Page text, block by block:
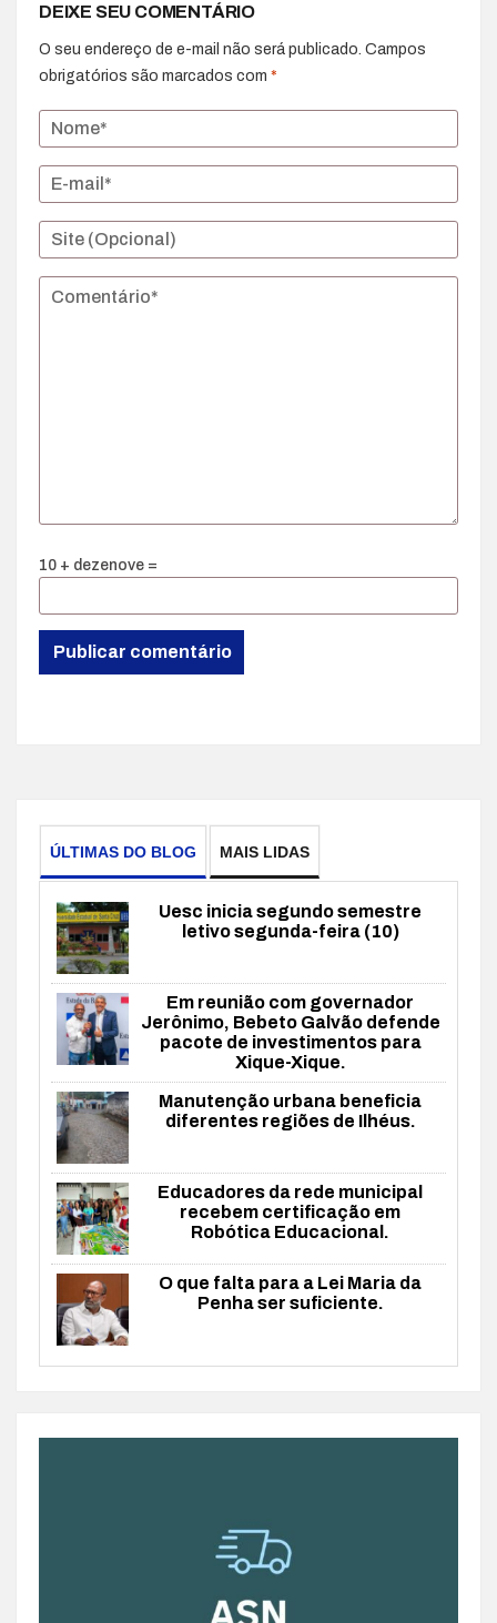
DEIXE SEU COMENTÁRIO
O seu endereço de e-mail não será publicado. Campos
obrigatórios são marcados com *
10 + dezenove =
ÚLTIMAS DO BLOG MAIS LIDAS
Uesc inicia segundo semestre
letivo segunda-feira (10)
Em reunião com governador
Jerônimo, Bebeto Galvão defende
pacote de investimentos para
Xique-Xique.
Manutenção urbana beneficia
diferentes regiões de Ilhéus.
Educadores da rede municipal
recebem certificação em
Robótica Educacional.
O que falta para a Lei Maria da
Penha ser suficiente.